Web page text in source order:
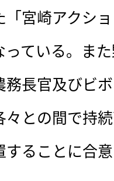
宮崎アクシ
ている。ま
務長官及びビ
との間で持
ることに合